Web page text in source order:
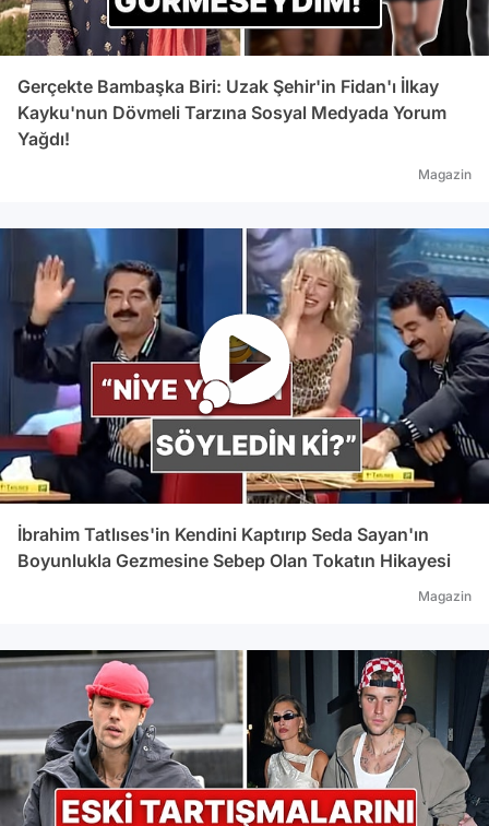
Gerçekte Bambaşka Biri: Uzak Şehir'in Fidan'ı İlkay
Kayku'nun Dövmeli Tarzına Sosyal Medyada Yorum
Yağdı!
Magazin
İbrahim Tatlıses'in Kendini Kaptırıp Seda Sayan'ın
Boyunlukla Gezmesine Sebep Olan Tokatın Hikayesi
Magazin